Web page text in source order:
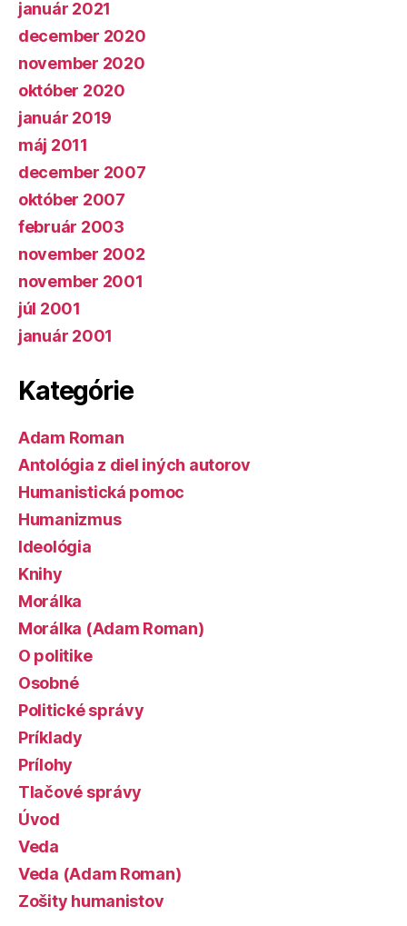
január 2021
december 2020
november 2020
október 2020
január 2019
máj 2011
december 2007
október 2007
február 2003
november 2002
november 2001
júl 2001
január 2001
Kategórie
Adam Roman
Antológia z diel iných autorov
Humanistická pomoc
Humanizmus
Ideológia
Knihy
Morálka
Morálka (Adam Roman)
O politike
Osobné
Politické správy
Príklady
Prílohy
Tlačové správy
Úvod
Veda
Veda (Adam Roman)
Zošity humanistov